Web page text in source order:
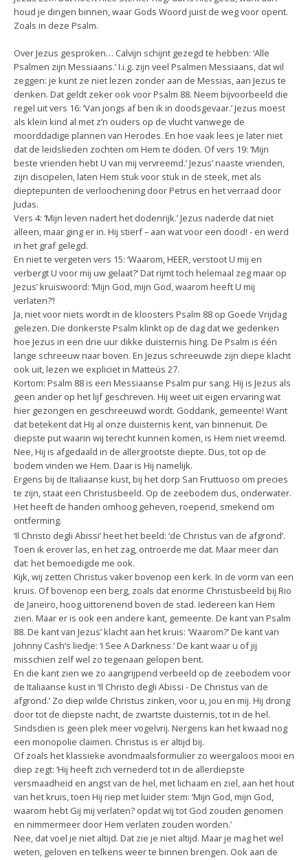
houd je dingen binnen, waar Gods Woord juist de weg voor opent.
Zoals in deze Psalm.
Over Jezus gesproken… Calvijn schijnt gezegd te hebben: ‘Alle
Psalmen zijn Messiaans.’ I.i.g. zijn veel Psalmen Messiaans, dat wil
zeggen: je kunt ze niet lezen zonder aan de Messias, aan Jezus te
denken. Dat geldt zeker ook voor Psalm 88. Neem bijvoorbeeld die
regel uit vers 16: ‘Van jongs af ben ik in doodsgevaar.’ Jezus moest
als klein kind al met z’n ouders op de vlucht vanwege de
moorddadige plannen van Herodes. En hoe vaak lees je later niet
dat de leidslieden zochten om Hem te doden. Of vers 19: ‘Mijn
beste vrienden hebt U van mij vervreemd.’ Jezus’ naaste vrienden,
zijn discipelen, laten Hem stuk voor stuk in de steek, met als
dieptepunten de verloochening door Petrus en het verraad door
Judas.
Vers 4: ‘Mijn leven nadert het dodenrijk.’ Jezus naderde dat niet
alleen, maar ging er in. Hij stierf – aan wat voor een dood! - en werd
in het graf gelegd.
En niet te vergeten vers 15: ‘Waarom, HEER, verstoot U mij en
verbergt U voor mij uw gelaat?’ Dat rijmt toch helemaal zeg maar op
Jezus’ kruiswoord: ‘Mijn God, mijn God, waarom heeft U mij
verlaten?’!
Ja, niet voor niets wordt in de kloosters Psalm 88 op Goede Vrijdag
gelezen. Die donkerste Psalm klinkt op de dag dat we gedenken
hoe Jezus in een drie uur dikke duisternis hing. De Psalm is één
lange schreeuw naar boven. En Jezus schreeuwde zijn diepe klacht
ook uit, lezen we expliciet in Matteüs 27.
Kortom: Psalm 88 is een Messiaanse Psalm pur sang. Hij is Jezus als
geen ander op het lijf geschreven. Hij weet uit eigen ervaring wat
hier gezongen en geschreeuwd wordt. Goddank, gemeente! Want
dat betekent dat Hij al onze duisternis kent, van binnenuit. De
diepste put waarin wij terecht kunnen komen, is Hem niet vreemd.
Nee, Hij is afgedaald in de allergrootste diepte. Dus, tot op de
bodem vinden we Hem. Daar is Hij namelijk.
Ergens bij de Italiaanse kust, bij het dorp San Fruttuoso om precies
te zijn, staat een Christusbeeld. Op de zeebodem dus, onderwater.
Het heeft de handen omhoog geheven, roepend, smekend om
ontferming.
‘Il Christo degli Abissi’ heet het beeld: ‘de Christus van de afgrond’.
Toen ik erover las, en het zag, ontroerde me dat. Maar meer dan
dat: het bemoedigde me ook.
Kijk, wij zetten Christus vaker bovenop een kerk. In de vorm van een
kruis. Of bovenop een berg, zoals dat enorme Christusbeeld bij Rio
de Janeiro, hoog uittorenend boven de stad. Iedereen kan Hem
zien. Maar er is ook een andere kant, gemeente. De kant van Psalm
88. De kant van Jezus’ klacht aan het kruis: ‘Waarom?’ De kant van
Johnny Cash’s liedje: ‘I See A Darkness.’ De kant waar u of jij
misschien zelf wel zo tegenaan gelopen bent.
En die kant zien we zo aangrijpend verbeeld op de zeebodem voor
de Italiaanse kust in ‘Il Christo degli Abissi - De Christus van de
afgrond.’ Zo diep wilde Christus zinken, voor u, jou en mij. Hij drong
door tot de diepste nacht, de zwartste duisternis, tot in de hel.
Sindsdien is geen plek meer vogelvrij. Nergens kan het kwaad nog
een monopolie claimen. Christus is er altijd bij.
Of zoals het klassieke avondmaalsformulier zo weergaloos mooi en
diep zegt: ‘Hij heeft zich vernederd tot in de allerdiepste
versmaadheid en angst van de hel, met lichaam en ziel, aan het hout
van het kruis, toen Hij riep met luider stem: ‘Mijn God, mijn God,
waarom hebt Gij mij verlaten? opdat wij tot God zouden genomen
en nimmermeer door Hem verlaten zouden worden.’
Nee, dat voel je niet altijd. Dat zie je niet altijd. Maar je mag het wel
weten, geloven en telkens weer te binnen brengen. Ook aan de